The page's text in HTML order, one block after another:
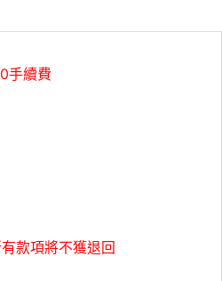
手續費
款項將不獲退回